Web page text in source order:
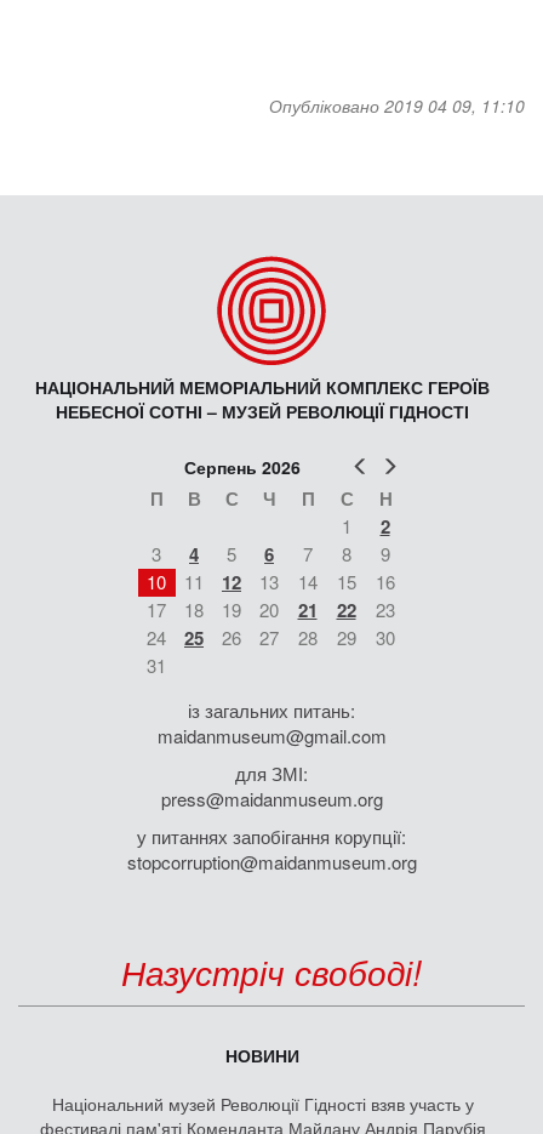
Опубліковано 2019 04 09, 11:10
НАЦІОНАЛЬНИЙ МЕМОРІАЛЬНИЙ КОМПЛЕКС ГЕРОЇВ
НЕБЕСНОЇ СОТНІ – МУЗЕЙ РЕВОЛЮЦІЇ ГІДНОСТІ
Попер
Серпень 2026
П В С Ч П С Н
1 2
3 4 5 6 7 8
9
10
11 12 13 14 15
16
17
18 19 20 21 22
23
24
25 26 27 28 29
30
31
із загальних питань:
maidanmuseum@gmail.com
для ЗМІ:
press@maidanmuseum.org
у питаннях запобігання корупції:
stopcorruption@maidanmuseum.org
Назустріч свободі!
НОВИНИ
Національний музей Революції Гідності взяв участь у
фестивалі пам'яті Коменданта Майдану Андрія Парубія